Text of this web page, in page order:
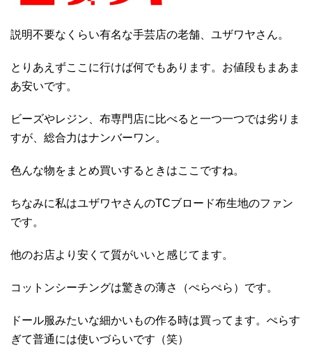
説明不要なくらい有名な手芸店の老舗、ユザワヤさん。
とりあえずここに行けば何でもあります。お値段もまあま
あ安いです。
ビーズやレジン、布専門店に比べると一つ一つでは劣りま
すが、総合力はナンバーワン。
色んな物をまとめ買いするときはここですね。
ちなみに私はユザワヤさんのTCブロード布生地のファン
です。
他のお店より安くて質がいいと感じてます。
コットンシーチングは驚きの薄さ（ぺらぺら）です。
ドール服みたいな細かいもの作る時は買ってます。ぺらす
ぎて普通には使いづらいです（笑）